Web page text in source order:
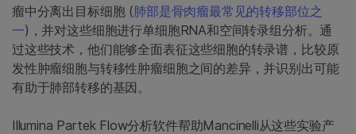
瘤中分离出目标细胞 (肺部是骨肉瘤最常见的转移部位之
一)，并对这些细胞进行单细胞RNA和空间转录组分析。通
过这些技术，他们能够全面表征这些细胞的转录谱，比较原
发性肿瘤细胞与转移性肿瘤细胞之间的差异，并识别出可能
有助于肺部转移的基因。
Illumina Partek Flow分析软件帮助Mancinelli从这些实验产